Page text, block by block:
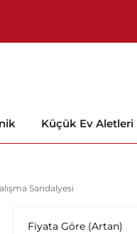
Küçük Ev Aletleri
Sandalyesi
Fiyata Göre (Artan)